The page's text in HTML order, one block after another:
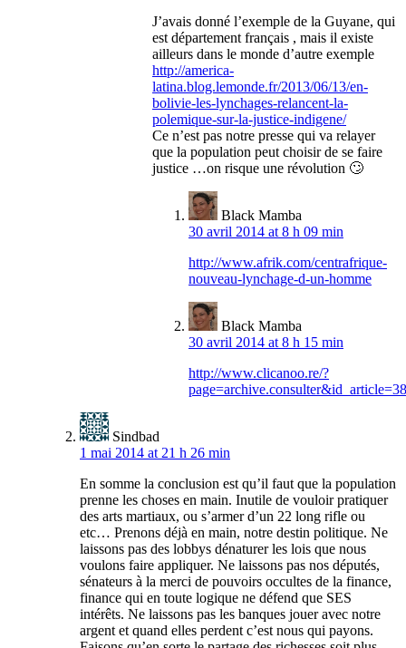
J’avais donné l’exemple de la Guyane, qui
est département français , mais il existe
ailleurs dans le monde d’autre exemple
http://america-
latina.blog.lemonde.fr/2013/06/13/en-
bolivie-les-lynchages-relancent-la-
polemique-sur-la-justice-indigene/
Ce n’est pas notre presse qui va relayer
que la population peut choisir de se faire
justice …on risque une révolution 🙄
Black Mamba
30 avril 2014 at 8 h 09 min
http://www.afrik.com/centrafrique-
nouveau-lynchage-d-un-homme
Black Mamba
30 avril 2014 at 8 h 15 min
http://www.clicanoo.re/?
Sindbad
1 mai 2014 at 21 h 26 min
En somme la conclusion est qu’il faut que la population
prenne les choses en main. Inutile de vouloir pratiquer
des arts martiaux, ou s’armer d’un 22 long rifle ou
etc… Prenons déjà en main, notre destin politique. Ne
laissons pas des lobbys dénaturer les lois que nous
voulons faire appliquer. Ne laissons pas nos députés,
sénateurs à la merci de pouvoirs occultes de la finance,
finance qui en toute logique ne défend que SES
intérêts. Ne laissons pas les banques jouer avec notre
argent et quand elles perdent c’est nous qui payons.